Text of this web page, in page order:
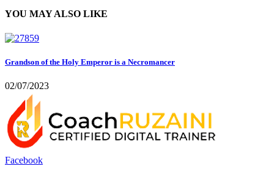
YOU MAY ALSO LIKE
Grandson of the Holy Emperor is a Necromancer
02/07/2023
Facebook